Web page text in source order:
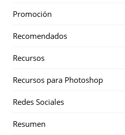
Promoción
Recomendados
Recursos
Recursos para Photoshop
Redes Sociales
Resumen